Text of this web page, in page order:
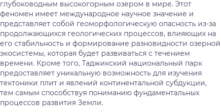
глубоководным высокогорным озером в мире. Этот
феномен имеет международное научное значение и
представляет собой геоморфологическую опасность из-за
продолжающихся геологических процессов, влияющих на
его стабильность и формирование разновидности озерной
экосистемы, которая будет развиваться с течением
времени. Кроме того, Таджикский национальный парк
предоставляет уникальную возможность для изучения
тектоники плит и явлений континентальной субдукции,
тем самым способствуя пониманию фундаментальных
процессов развития Земли.